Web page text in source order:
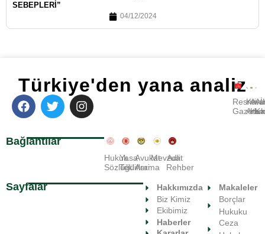
SEBEPLERI”
04/12/2024
Türkiye'den yana analiz
Bağlantılar
Hukuk
Sözlüğü
Yasa
Teklifleri
Avukat
Arama
Mevzuat
Adli
Rehber
Resmi
Gazete
Sayfalar
Hakkımızda
Biz Kimiz
Ekibimiz
Haberler
Makaleler
Borçlar
Hukuku
Ceza